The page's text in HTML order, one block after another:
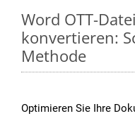
Word OTT-
konvertieren:
Methode
Optimieren Sie Ihre